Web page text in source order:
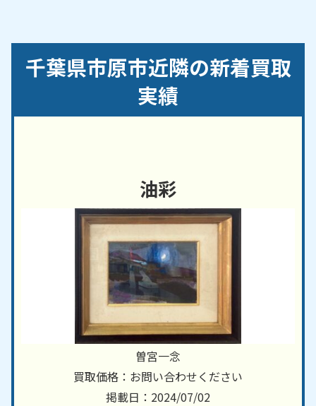
生／新巻／飯沼／池和田／石川／石神／石塚／泉台
／磯ケ谷／飯給／市原／市場／糸久／犬成／今津朝
山／今富／不入斗／岩／岩崎／岩野見／上原／牛久
／片又木／勝間／金沢／上高根／加茂／栢橋／川在
／神崎／菊間／喜多／国分寺台／吉沢／君塚／久々
津／草刈／久保／高坂／光風台／小折／郡本／小草
畑／国本／古敷谷／古都辺／駒込／小谷田／金剛地
／五井／五所／権現堂／西広／桜台／佐是／更級／
椎津／椎の木台／島田／島野／下野／下矢田／宿／
白塚／白金町／真ケ谷／十五沢／菅野／諏訪／瀬又
／惣社／高倉／高滝／高田／滝口／武士／辰巳台／
立野／田尾／田淵／玉前／千種／ちはら台／廿五里
／月崎／月出／土宇／鶴舞／寺谷／出津／徳氏／戸
面／外部田／豊成／中／中高根／中野／永吉／奈良
／新堀／西国吉／西国分寺台／西五所／西野／西野
千葉県市原市近隣の新着買取
実績
油彩
曽宮一念
買取価格：お問い合わせください
掲載日：2024/07/02